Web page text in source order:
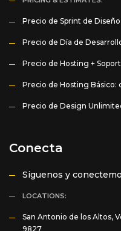
Precio de Sprint de
Precio de Día de
Precio de Hosting +
Precio de Hosting Básico:
Precio de Design
Conecta
Siguenos y
LOCATIONS:
San Antonio de los Altos,
9827